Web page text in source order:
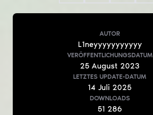
AUTOR
L1neyyyyyyyyyyy
VERÖFFENTLICHUNGSDATUM
25August 2023
LETZTES UPDATE-DATUM
14Juli 2025
DOWNLOADS
51 286